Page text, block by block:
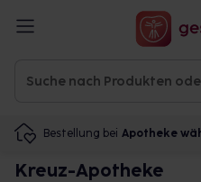
Bestellung bei Apotheke
Kreuz-Apotheke